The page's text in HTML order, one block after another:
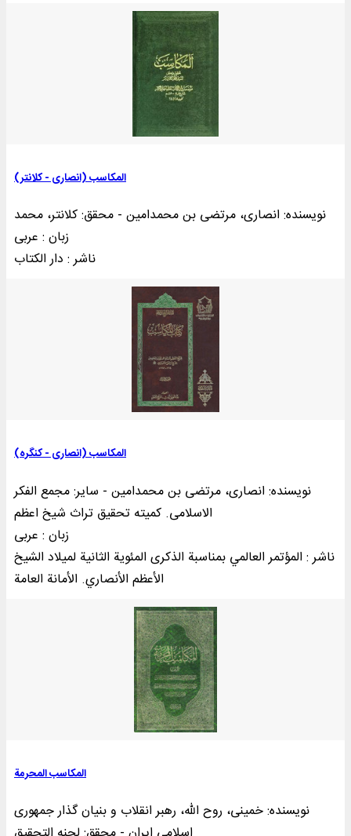
المکاسب (انصاری - کلانتر)
نویسنده: انصاری، مرتضی بن محمدامین - محقق: کلانتر، محمد
زبان : عربی
ناشر : دار الکتاب
المکاسب (انصاری - کنگره)
نویسنده: انصاری، مرتضی بن محمدامین - سایر: مجمع الفکر
الاسلامی. کمیته تحقیق تراث شیخ اعظم
زبان : عربی
ناشر : المؤتمر العالمي بمناسبة الذکری المئوية الثانية لميلاد الشيخ
الأعظم الأنصاري. الأمانة العامة
المکاسب المحرمة
نویسنده: خمینی‌، روح الله، رهبر انقلاب و بنیان گذار جمهوری